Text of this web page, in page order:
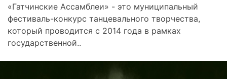
«Гатчинские Ассамблеи» - это муниципальный
фестиваль-конкурс танцевального творчества,
который проводится с 2014 года в рамках
государственной..